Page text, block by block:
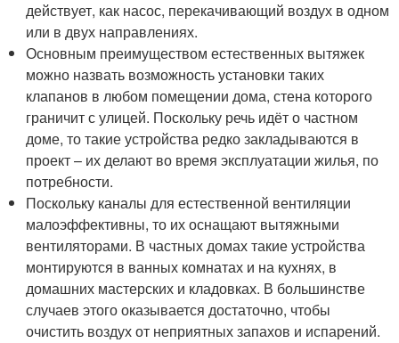
действует, как насос, перекачивающий воздух в одном
или в двух направлениях.
Основным преимуществом естественных вытяжек
можно назвать возможность установки таких
клапанов в любом помещении дома, стена которого
граничит с улицей. Поскольку речь идёт о частном
доме, то такие устройства редко закладываются в
проект – их делают во время эксплуатации жилья, по
потребности.
Поскольку каналы для естественной вентиляции
малоэффективны, то их оснащают вытяжными
вентиляторами. В частных домах такие устройства
монтируются в ванных комнатах и на кухнях, в
домашних мастерских и кладовках. В большинстве
случаев этого оказывается достаточно, чтобы
очистить воздух от неприятных запахов и испарений.